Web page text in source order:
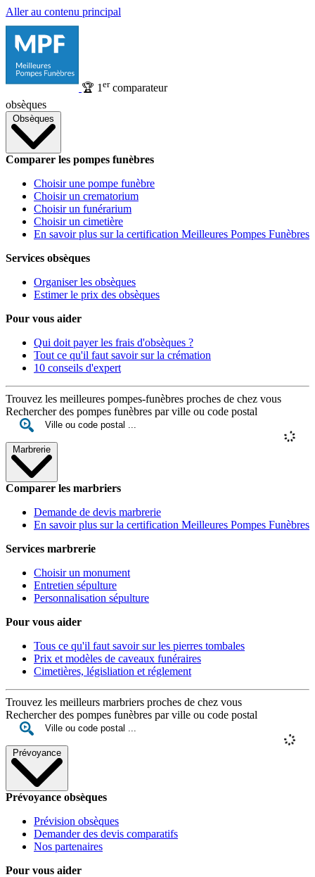
Aller au contenu principal
🏆 1 ercomparateur
obsèques
Obsèques
Comparer les pompes funèbres
Choisir une pompe funèbre
Choisir un crematorium
Choisir un funérarium
Choisir un cimetière
En savoir plus sur la certification Meilleures Pompes Funèbres
Services obsèques
Organiser les obsèques
Estimer le prix des obsèques
Pour vous aider
Qui doit payer les frais d'obsèques ?
Tout ce qu'il faut savoir sur la crémation
10 conseils d'expert
Trouvez les meilleures pompes-funèbres proches de chez vous
Rechercher des pompes funèbres par ville ou code postal
Marbrerie
Comparer les marbriers
Demande de devis marbrerie
En savoir plus sur la certification Meilleures Pompes Funèbres
Services marbrerie
Choisir un monument
Entretien sépulture
Personnalisation sépulture
Pour vous aider
Tous ce qu'il faut savoir sur les pierres tombales
Prix et modèles de caveaux funéraires
Cimetières, législiation et réglement
Trouvez les meilleurs marbriers proches de chez vous
Rechercher des pompes funèbres par ville ou code postal
Prévoyance
Prévoyance obsèques
Prévision obsèques
Demander des devis comparatifs
Nos partenaires
Pour vous aider